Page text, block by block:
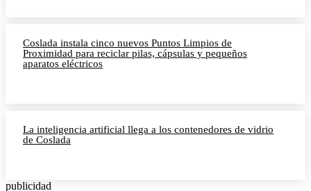
Coslada instala cinco nuevos Puntos Limpios de
Proximidad para reciclar pilas, cápsulas y pequeños
aparatos eléctricos
La inteligencia artificial llega a los contenedores de vidrio
de Coslada
publicidad